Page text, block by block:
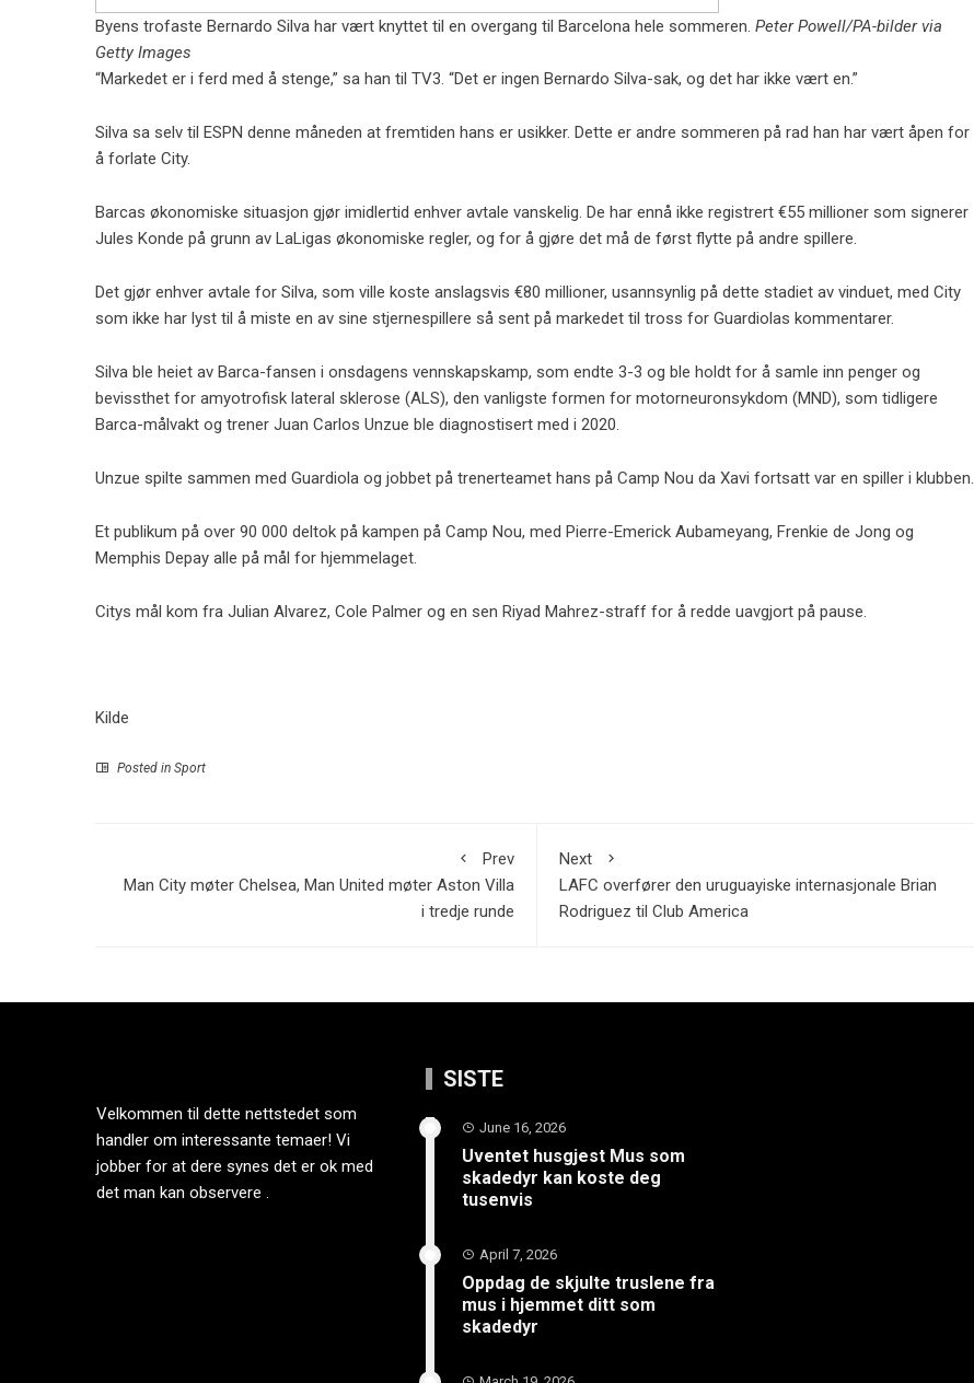
Byens trofaste Bernardo Silva har vært knyttet til en overgang til Barcelona hele sommeren. Peter Powell/PA-bilder via
Getty Images
“Markedet er i ferd med å stenge,” sa han til TV3. “Det er ingen Bernardo Silva-sak, og det har ikke vært en.”
Silva sa selv til ESPN denne måneden at fremtiden hans er usikker. Dette er andre sommeren på rad han har vært åpen for
å forlate City.
Barcas økonomiske situasjon gjør imidlertid enhver avtale vanskelig. De har ennå ikke registrert €55 millioner som signerer
Jules Konde på grunn av LaLigas økonomiske regler, og for å gjøre det må de først flytte på andre spillere.
Det gjør enhver avtale for Silva, som ville koste anslagsvis €80 millioner, usannsynlig på dette stadiet av vinduet, med City
som ikke har lyst til å miste en av sine stjernespillere så sent på markedet til tross for Guardiolas kommentarer.
Silva ble heiet av Barca-fansen i onsdagens vennskapskamp, ​​som endte 3-3 og ble holdt for å samle inn penger og
bevissthet for amyotrofisk lateral sklerose (ALS), den vanligste formen for motorneuronsykdom (MND), som tidligere
Barca-målvakt og trener Juan Carlos Unzue ble diagnostisert med i 2020.
Unzue spilte sammen med Guardiola og jobbet på trenerteamet hans på Camp Nou da Xavi fortsatt var en spiller i klubben.
Et publikum på over 90 000 deltok på kampen på Camp Nou, med Pierre-Emerick Aubameyang, Frenkie de Jong og
Memphis Depay alle på mål for hjemmelaget.
Citys mål kom fra Julian Alvarez, Cole Palmer og en sen Riyad Mahrez-straff for å redde uavgjort på pause.
Kilde
Posted in Sport
Prev
Man City møter Chelsea, Man United møter Aston Villa
i tredje runde
Next
LAFC overfører den uruguayiske internasjonale Brian
Rodriguez til Club America
Velkommen til dette nettstedet som
handler om interessante temaer! Vi
jobber for at dere synes det er ok med
det man kan observere .
SISTE
June 16, 2026
Uventet husgjest Mus som
skadedyr kan koste deg
tusenvis
April 7, 2026
Oppdag de skjulte truslene fra
mus i hjemmet ditt som
skadedyr